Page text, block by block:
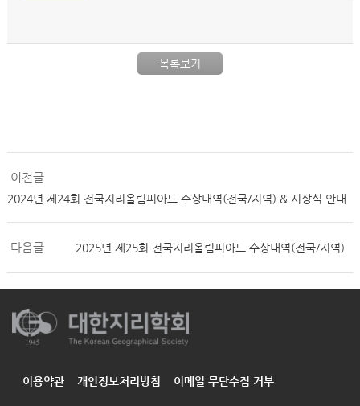
목록보기
이전글
2024년 제24회 전국지리올림피아드 수상내역(전국/지역) & 시상식 안내
다음글 2025년 제25회 전국지리올림피아드 수상내역(전국/지역)
이용약관 개인정보처리방침 이메일 무단수집 거부